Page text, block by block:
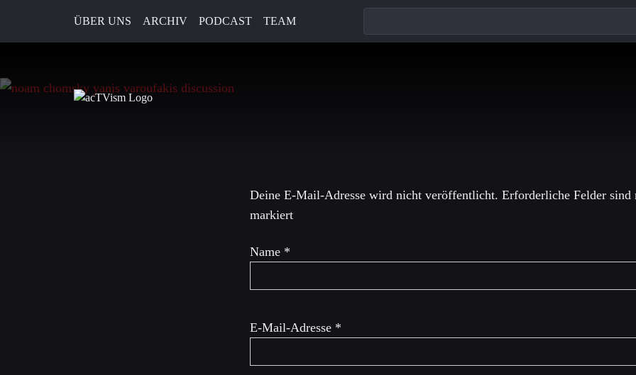
ÜBER UNS ARCHIV PODCAST TEAM
14. September 2016
Deine E-Mail-Adresse wird nicht veröffentlicht. Erforderliche Felder
markiert
Name *
E-Mail-Adresse *